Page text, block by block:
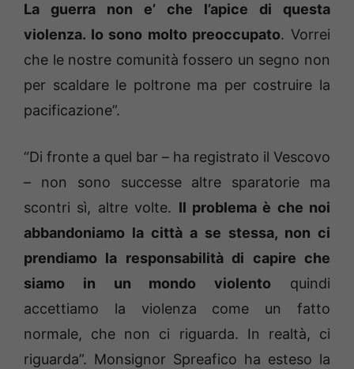
La guerra non e’ che l’apice di questa
violenza. Io sono molto preoccupato. Vorrei
che le nostre comunità fossero un segno non
per scaldare le poltrone ma per costruire la
pacificazione”.
“Di fronte a quel bar – ha registrato il Vescovo
– non sono successe altre sparatorie ma
scontri sì, altre volte. Il problema è che noi
abbandoniamo la città a se stessa, non ci
prendiamo la responsabilità di capire che
siamo in un mondo violento quindi
accettiamo la violenza come un fatto
normale, che non ci riguarda. In realtà, ci
riguarda”. Monsignor Spreafico ha esteso la